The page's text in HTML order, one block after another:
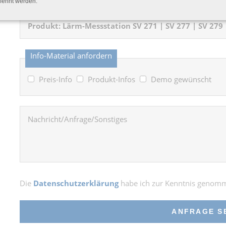
Info-Material anfordern
Preis-Info Produkt-Infos Demo gewünscht
Die Datenschutzerklärunghabe ich zur Kenntnis
ANFRAGE